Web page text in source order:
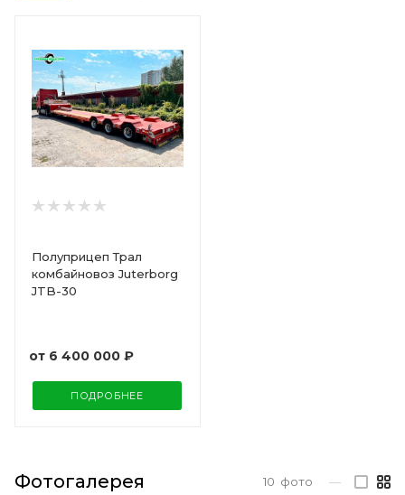
Полуприцеп Трал
комбайновоз Juterborg
JTB-30
от 6 400 000 ₽
ПОДРОБНЕЕ
Фотогалерея 10 фото —